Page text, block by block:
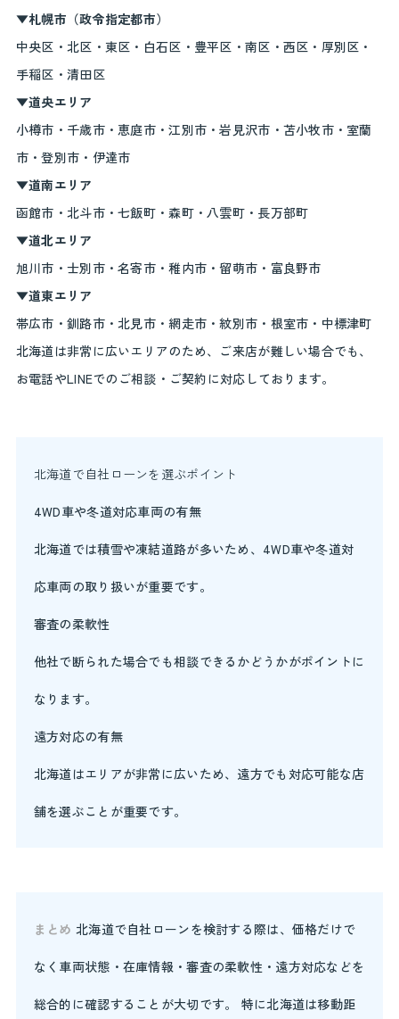
▼札幌市（政令指定都市）
中央区・北区・東区・白石区・豊平区・南区・西区・厚別区・
手稲区・清田区
▼道央エリア
小樽市・千歳市・恵庭市・江別市・岩見沢市・苫小牧市・室蘭
市・登別市・伊達市
▼道南エリア
函館市・北斗市・七飯町・森町・八雲町・長万部町
▼道北エリア
旭川市・士別市・名寄市・稚内市・留萌市・富良野市
▼道東エリア
帯広市・釧路市・北見市・網走市・紋別市・根室市・中標津町
北海道は非常に広いエリアのため、ご来店が難しい場合でも、
お電話やLINEでのご相談・ご契約に対応しております。
北海道で自社ローンを選ぶポイント
4WD車や冬道対応車両の有無
北海道では積雪や凍結道路が多いため、4WD車や冬道対
応車両の取り扱いが重要です。
審査の柔軟性
他社で断られた場合でも相談できるかどうかがポイントに
なります。
遠方対応の有無
北海道はエリアが非常に広いため、遠方でも対応可能な店
舗を選ぶことが重要です。
まとめ 北海道で自社ローンを検討する際は、価格だけで
なく車両状態・在庫情報・審査の柔軟性・遠方対応などを
総合的に確認することが大切です。 特に北海道は移動距